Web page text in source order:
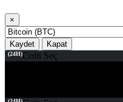
×
Kaydet Kapat
(24H)Coin Seç